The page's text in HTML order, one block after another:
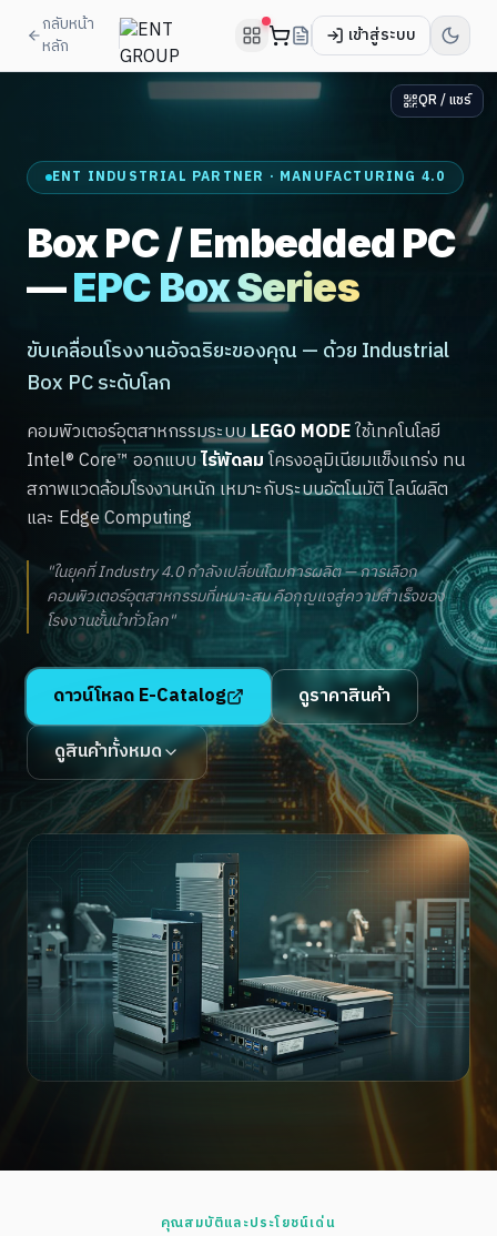
กลับหน้า
หลัก
เข้าสู่ระบบ
ENT INDUSTRIAL PARTNER · MANUFACTURING 4.0
Box PC / Embedded PC
—EPC Box Series
ขับเคลื่อนโรงงานอัจฉริยะของคุณ — ด้วย Industrial
Box PC ระดับโลก
คอมพิวเตอร์อุตสาหกรรมระบบLEGO MODEใช้เทคโนโลยี
Intel® Core™ ออกแบบไร้พัดลมโครงอลูมิเนียมแข็งแกร่ง ทน
สภาพแวดล้อมโรงงานหนัก เหมาะกับระบบอัตโนมัติ ไลน์ผลิต
และ Edge Computing
"ในยุคที่ Industry 4.0 กำลังเปลี่ยนโฉมการผลิต — การเลือก
คอมพิวเตอร์อุตสาหกรรมที่เหมาะสม คือกุญแจสู่ความสำเร็จของ
โรงงานชั้นนำทั่วโลก"
ดาวน์โหลด E-Catalog
ดูราคาสินค้า
ดูสินค้าทั้งหมด
คุณสมบัติและประโยชน์เด่น
QR / แชร์